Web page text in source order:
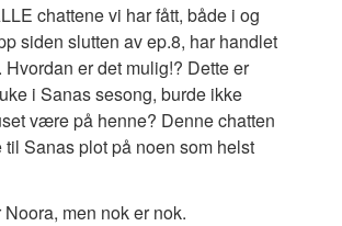
chattene vi har fått, både i og
siden slutten av ep.8, har handlet
Hvordan er det mulig!? Dette er
i Sanas sesong, burde ikke
være på henne? Denne chatten
til Sanas plot på noen som helst
men nok er nok.